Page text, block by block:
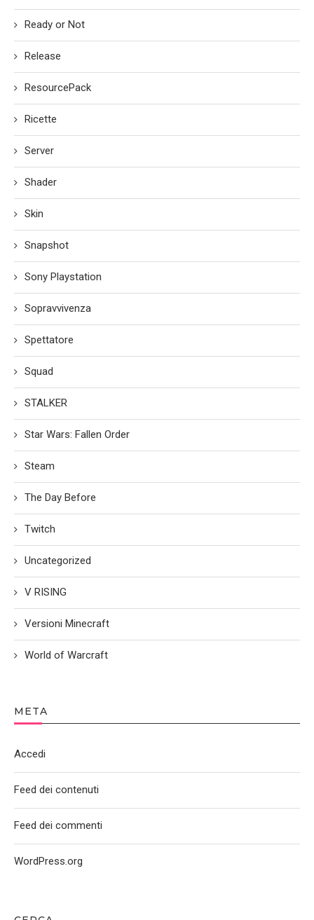
Ready or Not
Release
ResourcePack
Ricette
Server
Shader
Skin
Snapshot
Sony Playstation
Sopravvivenza
Spettatore
Squad
STALKER
Star Wars: Fallen Order
Steam
The Day Before
Twitch
Uncategorized
V RISING
Versioni Minecraft
World of Warcraft
META
Accedi
Feed dei contenuti
Feed dei commenti
WordPress.org